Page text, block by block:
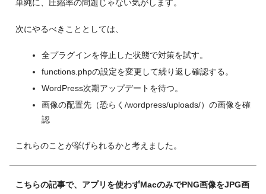
単純に、圧縮率の問題じゃない気がします。
次にやるべきこととしては、
全プラグインを停止した状態で対策を試す。
functions.phpの設定を変更して繰り返し確認する。
WordPress次期アップデートを待つ。
画像の配置先（恐らく/wordpress/uploads/）の画像を確
認
これらのことが挙げられるかと考えました。
こちらの記事で、アプリを使わずMacのみでPNG画像をJPG画